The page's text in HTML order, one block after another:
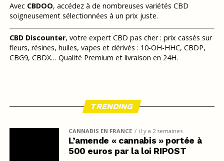
Avec CBDOO, accédez à de nombreuses variétés CBD
soigneusement sélectionnées à un prix juste.
CBD Discounter, votre expert CBD pas cher : prix cassés sur
fleurs, résines, huiles, vapes et dérivés : 10-OH-HHC, CBDP,
CBG9, CBDX… Qualité Premium et livraison en 24H.
TRENDING
CANNABIS EN FRANCE il y a 2 semaines
L’amende « cannabis » portée à
500 euros par la loi RIPOST